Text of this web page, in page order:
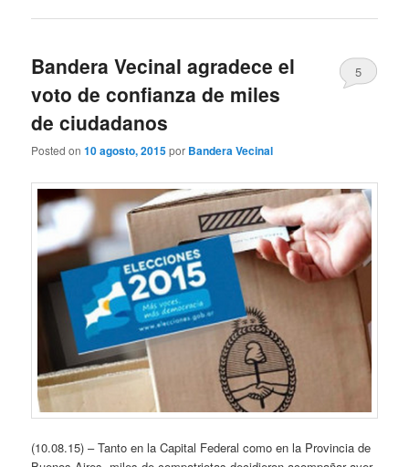
Bandera Vecinal agradece el
voto de confianza de miles
de ciudadanos
Posted on10 agosto, 2015por Bandera Vecinal
5
(10.08.15) – Tanto en la Capital Federal como en la Provincia de